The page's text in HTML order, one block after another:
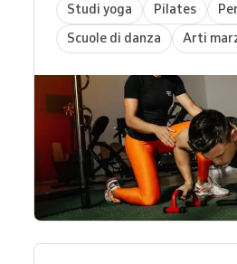
Studi yoga
Pilates
Scuole di danza
Arti